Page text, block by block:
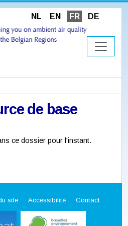
NL EN FR DE
de base
ce dossier pour l'instant.
site Accessibilité Contact